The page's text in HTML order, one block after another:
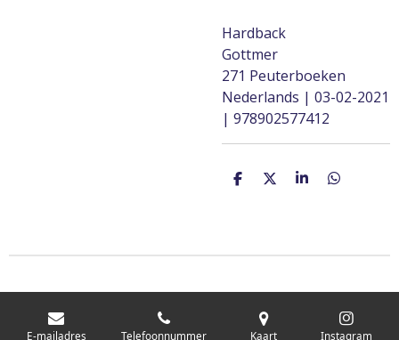
Hardback
Gottmer
271 Peuterboeken
Nederlands | 03-02-2021
| 978902577412
D
D
S
D
E-mailadres Telefoonnummer Kaart Instagram